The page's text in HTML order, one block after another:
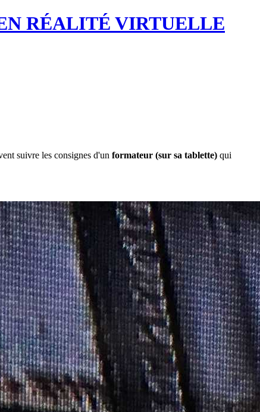
RÉALITÉ VIRTUELLE
suivre les consignes d'un formateur (sur sa tablette) qui